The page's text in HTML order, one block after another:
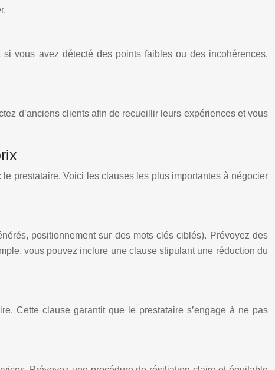
vous avez détecté des points faibles ou des incohérences.
d’anciens clients afin de recueillir leurs expériences et vous
prestataire. Voici les clauses les plus importantes à négocier
positionnement sur des mots clés ciblés). Prévoyez des
vous pouvez inclure une clause stipulant une réduction du
Cette clause garantit que le prestataire s’engage à ne pas